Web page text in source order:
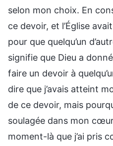
selon mon choix. En
ce devoir, et l’Église
pour que quelqu’un
signifie que Dieu a
faire un devoir à
dire que j’avais atteint
de ce devoir, mais
soulagée dans mon cœur
moment-là que j’ai pris